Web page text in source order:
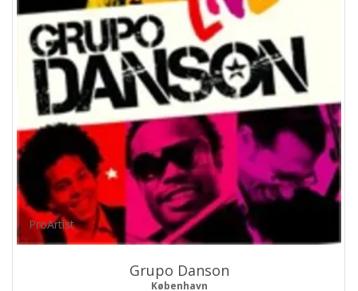
ProArtist
Grupo Danson
København